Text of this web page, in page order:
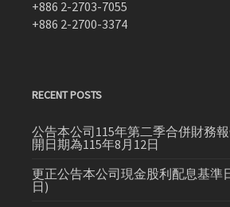
+886 2-2703-7055
+886 2-2700-3374
RECENT POSTS
公告本公司115年第二季合併財務
開日期為115年8月12日
更正公告本公司現金股利配息基準
日)